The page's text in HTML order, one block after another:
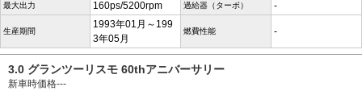
最大出力 160ps/5200rpm 過給器（ターボ） -
生産期間
1993年01月～199
3年05月
燃費性能 -
3.0 グランツーリスモ 60thアニバーサリー
新車時価格---